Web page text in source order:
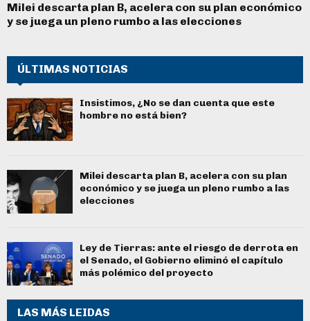
Milei descarta plan B, acelera con su plan económico
y se juega un pleno rumbo a las elecciones
ÚLTIMAS NOTICIAS
Insistimos, ¿No se dan cuenta que este
hombre no está bien?
Milei descarta plan B, acelera con su plan
económico y se juega un pleno rumbo a las
elecciones
Ley de Tierras: ante el riesgo de derrota en
el Senado, el Gobierno eliminó el capítulo
más polémico del proyecto
LAS MÁS LEIDAS